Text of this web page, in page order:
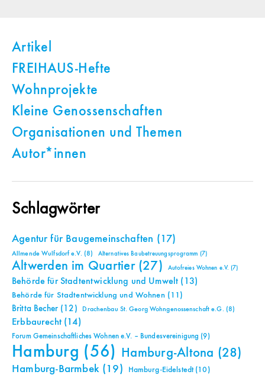
Artikel
FREIHAUS-Hefte
Wohnprojekte
Kleine Genossenschaften
Organisationen und Themen
Autor*innen
Schlagwörter
Agentur für Baugemeinschaften (17)
Allmende Wulfsdorf e.V. (8) Alternatives Baubetreuungsprogramm (7)
Altwerden im Quartier(27) Autofreies Wohnen e.V. (7)
Behörde für Stadtentwicklung und Umwelt (13)
Behörde für Stadtentwicklung und Wohnen(11)
Britta Becher(12) Drachenbau St. Georg Wohngenossenschaft e.G. (8)
Erbbaurecht(14)
Forum Gemeinschaftliches Wohnen e.V. – Bundesvereinigung (9)
Hamburg (56) Hamburg-Altona (28)
Hamburg-Barmbek(19) Hamburg-Eidelstedt(10)